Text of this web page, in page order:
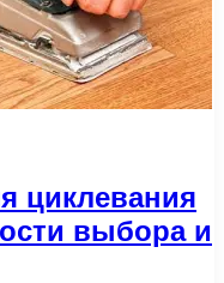
циклевания
выбора и